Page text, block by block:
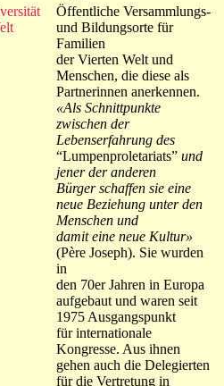
Öffentliche Versammlungs-
und Bildungsorte für
Familien
der Vierten Welt und
Menschen, die diese als
Partnerinnen anerkennen.
«Als Schnittpunkte
zwischen der
Lebenserfahrung des
“Lumpenproletariats” und
jener der anderen
Bürger schaffen sie eine
neue Beziehung unter den
Menschen und
damit eine neue Kultur»
(Père Joseph). Sie wurden
in
den 70er Jahren in Europa
aufgebaut und waren seit
1975 Ausgangspunkt
für internationale
Kongresse. Aus ihnen
gehen auch die Delegierten
für die Vertretung in